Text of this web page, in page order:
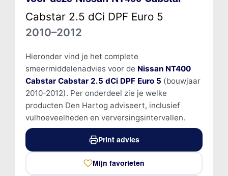
Cabstar 2.5 dCi DPF Euro 5
2010–2012
Hieronder vind je het complete
smeermiddelenadvies voor de Nissan NT400
Cabstar Cabstar 2.5 dCi DPF Euro 5 (bouwjaar
2010-2012). Per onderdeel zie je welke
producten Den Hartog adviseert, inclusief
vulhoeveelheden en verversingsintervallen.
Print advies
Mijn favorieten